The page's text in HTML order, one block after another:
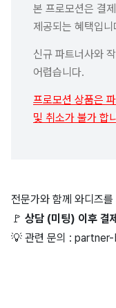
본 프로모션은 결
제공되는 혜택입니
신규 파트너사와
어렵습니다.
프로모션 상품은
및 취소가 불가 합
전문가와 함께 와디즈
🚩 상담 (미팅) 이후 결제
💡 관련 문의 :